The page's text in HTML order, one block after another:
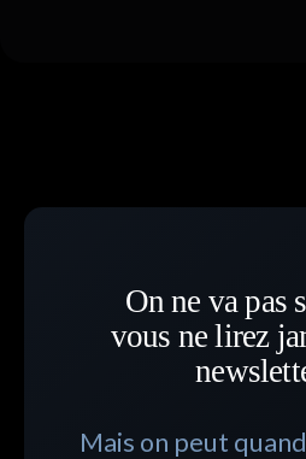
On ne va pas
vous ne lirez
Mais on peut